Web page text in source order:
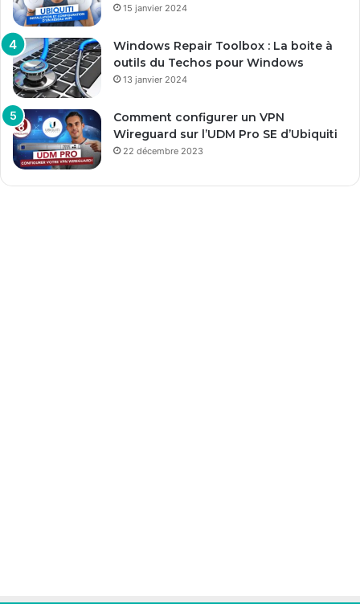
15 janvier 2024
Windows Repair Toolbox : La boite à
outils du Techos pour Windows
13 janvier 2024
Comment configurer un VPN
Wireguard sur l’UDM Pro SE d’Ubiquiti
22 décembre 2023